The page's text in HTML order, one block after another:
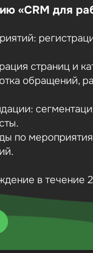
«CRM для
страниц и
обращений,
по
в течение